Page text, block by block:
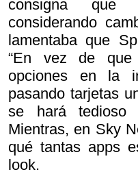
consigna que
considerando
lamentaba que
“En vez de que
opciones en la
pasando tarjetas
se hará tedioso
Mientras, en Sky
qué tantas apps
look.